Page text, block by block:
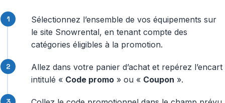
Sélectionnez l’ensemble de vos équipements sur
le site Snowrental, en tenant compte des
catégories éligibles à la promotion.
Allez dans votre panier d’achat et repérez l’encart
intitulé « Code promo » ou « Coupon ».